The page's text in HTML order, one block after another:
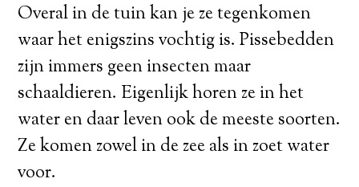
Overal in de tuin kan je ze tegenkomen
waar het enigszins vochtig is. Pissebedden
zijn immers geen insecten maar
schaaldieren. Eigenlijk horen ze in het
water en daar leven ook de meeste soorten.
Ze komen zowel in de zee als in zoet water
voor.